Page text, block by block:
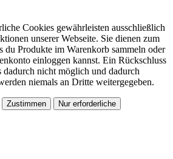
Cookies gewährleisten ausschließlich
unserer Webseite. Sie dienen zum
du Produkte im Warenkorb sammeln oder
einloggen kannst. Ein Rückschluss
dadurch nicht möglich und dadurch
niemals an Dritte weitergegeben.
Zustimmen Nur erforderliche